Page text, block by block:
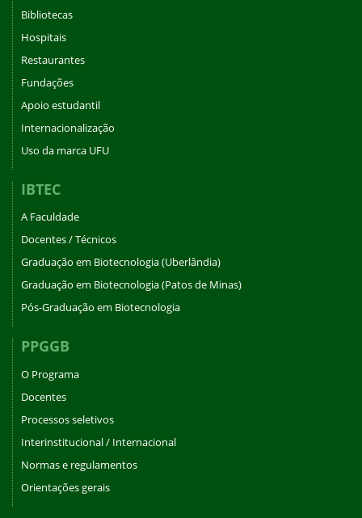
Bibliotecas
Hospitais
Restaurantes
Fundações
Apoio estudantil
Internacionalização
Uso da marca UFU
IBTEC
A Faculdade
Docentes / Técnicos
Graduação em Biotecnologia (Uberlândia)
Graduação em Biotecnologia (Patos de Minas)
Pós-Graduação em Biotecnologia
PPGGB
O Programa
Docentes
Processos seletivos
Interinstitucional / Internacional
Normas e regulamentos
Orientações gerais